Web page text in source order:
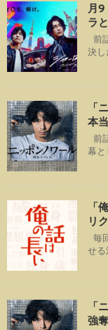
月
ラ
前
決し
「
本
前
幕と
「
リ
毎
せる
「
強